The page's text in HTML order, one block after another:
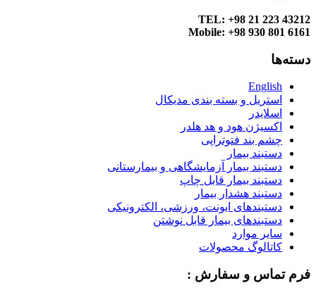
TEL: +98 21 223 43212
Mobile: +98 930 801 6161
دسته‌ها
English
استریل و بسته بندی مدیکال
اسلایدر
اکسیژن هود و هد هلدر
چشم بند فتوتراپی
دستبند بیمار
دستبند بیمار آزمایشگاهی و بیمارستانی
دستبند بیمار قابل چاپ
دستبند هشدار بیمار
دستبندهای ایونت، ورزشی، الکترونیکی
دستبندهای بیمار قابل نوشتن
سایر موارد
کاتالوگ محصولات
فرم تماس و سفارش :